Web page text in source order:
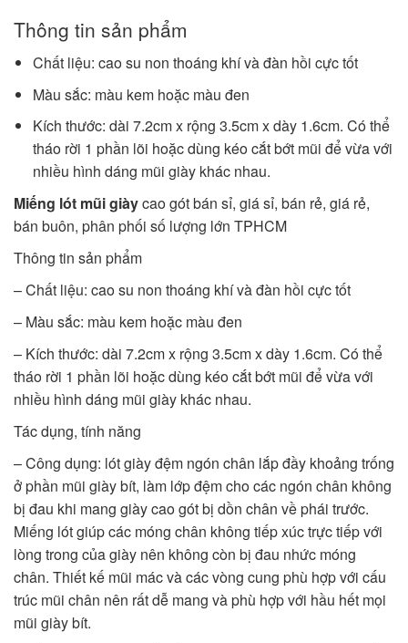
Thông tin sản phẩm
Chất liệu: cao su non thoáng khí và đàn hồi cực tốt
Màu sắc: màu kem hoặc màu đen
Kích thước: dài 7.2cm x rộng 3.5cm x dày 1.6cm. Có thể
tháo rời 1 phần lõi hoặc dùng kéo cắt bớt mũi để vừa với
nhiều hình dáng mũi giày khác nhau.
Miếng lót mũi giàycao gót bán sỉ, giá sỉ, bán rẻ, giá rẻ,
bán buôn, phân phối số lượng lớn TPHCM
Thông tin sản phẩm
– Chất liệu: cao su non thoáng khí và đàn hồi cực tốt
– Màu sắc: màu kem hoặc màu đen
– Kích thước: dài 7.2cm x rộng 3.5cm x dày 1.6cm. Có thể
tháo rời 1 phần lõi hoặc dùng kéo cắt bớt mũi để vừa với
nhiều hình dáng mũi giày khác nhau.
Tác dụng, tính năng
– Công dụng: lót giày đệm ngón chân lắp đầy khoảng trống
ở phần mũi giày bít, làm lớp đệm cho các ngón chân không
bị đau khi mang giày cao gót bị dồn chân về phái trước.
Miếng lót giúp các móng chân không tiếp xúc trực tiếp với
lòng trong của giày nên không còn bị đau nhức móng
chân. Thiết kế mũi mác và các vòng cung phù hợp với cấu
trúc mũi chân nên rất dễ mang và phù hợp với hầu hết mọi
mũi giày bít.